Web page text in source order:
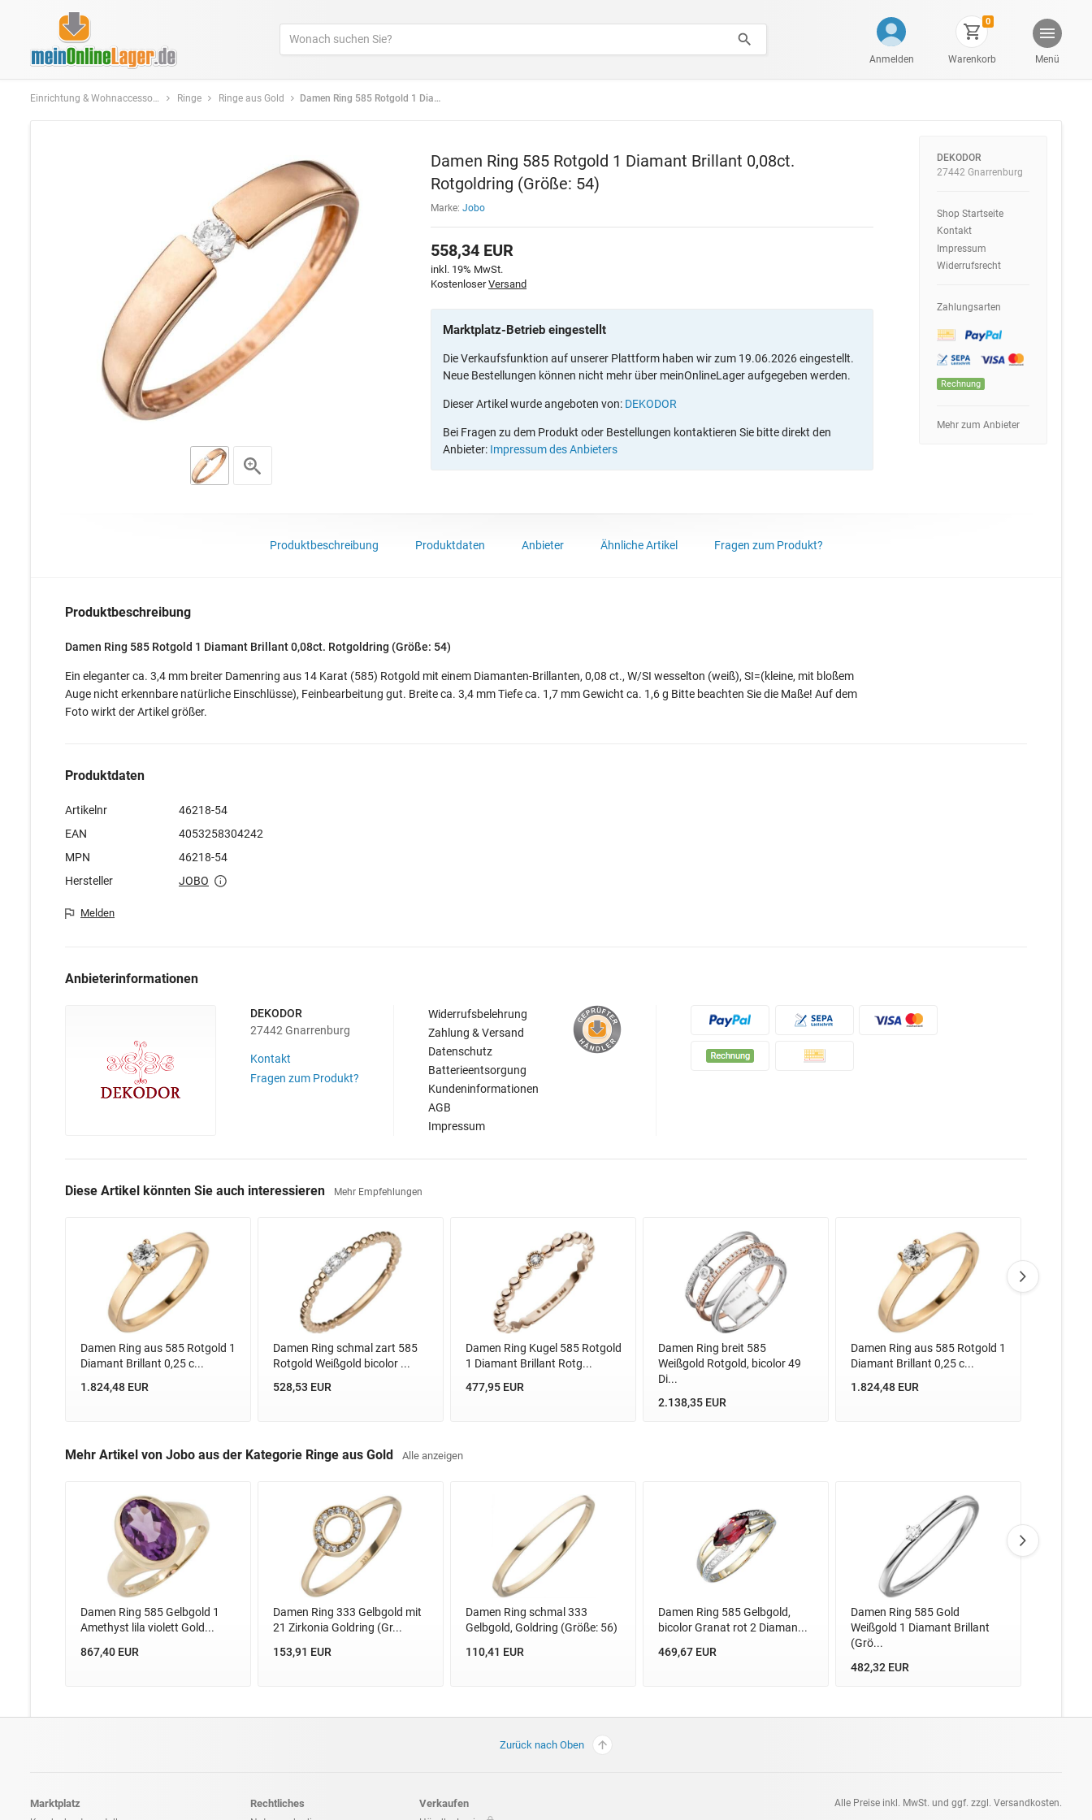
Anmelden
0
Warenkorb Menü
Einrichtung & Wohnaccessoires Ringe Ringe aus Gold Damen Ring 585 Rotgold 1 Diamant Brillant 0,08ct. Rotgoldring (Größe: 54)
Damen Ring 585 Rotgold 1 Diamant Brillant 0,08ct.
Rotgoldring (Größe: 54)
Marke: Jobo
558,34 EUR
inkl. 19% MwSt.
KostenloserVersand
Marktplatz-Betrieb eingestellt
Die Verkaufsfunktion auf unserer Plattform haben wir zum 19.06.2026 eingestellt.
Neue Bestellungen können nicht mehr über meinOnlineLager aufgegeben werden.
Dieser Artikel wurde angeboten von: DEKODOR
Bei Fragen zu dem Produkt oder Bestellungen kontaktieren Sie bitte direkt den
Anbieter: Impressum des Anbieters
DEKODOR
27442 Gnarrenburg
Shop Startseite
Kontakt
Impressum
Widerrufsrecht
Zahlungsarten
Rechnung
Mehr zum Anbieter
Produktbeschreibung Produktdaten Anbieter Ähnliche Artikel Fragen zum Produkt?
Produktbeschreibung
Damen Ring 585 Rotgold 1 Diamant Brillant 0,08ct. Rotgoldring (Größe: 54)
Ein eleganter ca. 3,4 mm breiter Damenring aus 14 Karat (585) Rotgold mit einem Diamanten-Brillanten, 0,08 ct., W/SI wesselton (weiß), SI=(kleine, mit bloßem
Auge nicht erkennbare natürliche Einschlüsse), Feinbearbeitung gut. Breite ca. 3,4 mm Tiefe ca. 1,7 mm Gewicht ca. 1,6 g Bitte beachten Sie die Maße! Auf dem
Foto wirkt der Artikel größer.
Produktdaten
Artikelnr
46218-54
EAN
4053258304242
MPN
46218-54
Hersteller
JOBO
Melden
Anbieterinformationen
DEKODOR
27442 Gnarrenburg
Kontakt
Fragen zum Produkt?
Widerrufsbelehrung
Zahlung & Versand
Datenschutz
Batterieentsorgung
Kundeninformationen
AGB
Impressum
Diese Artikel könnten Sie auch interessieren Mehr Empfehlungen
Damen Ring aus 585 Rotgold 1
Diamant Brillant 0,25 c...
1.824,48 EUR
Damen Ring schmal zart 585
Rotgold Weißgold bicolor ...
528,53 EUR
Damen Ring Kugel 585 Rotgold
1 Diamant Brillant Rotg...
477,95 EUR
Damen Ring breit 585
Weißgold Rotgold, bicolor 49
Di...
2.138,35 EUR
Damen Ring aus 585 Rotgold 1
Diamant Brillant 0,25 c...
1.824,48 EUR
Mehr Artikel von Jobo aus der Kategorie Ringe aus Gold Alle anzeigen
Damen Ring 585 Gelbgold 1
Amethyst lila violett Gold...
867,40 EUR
Damen Ring 333 Gelbgold mit
21 Zirkonia Goldring (Gr...
153,91 EUR
Damen Ring schmal 333
Gelbgold, Goldring (Größe: 56)
110,41 EUR
Damen Ring 585 Gelbgold,
bicolor Granat rot 2 Diaman...
469,67 EUR
Damen Ring 585 Gold
Weißgold 1 Diamant Brillant
(Grö...
482,32 EUR
Zurück nach Oben
Marktplatz Rechtliches Verkaufen Alle Preise inkl. MwSt. und ggf. zzgl. Versandkosten.